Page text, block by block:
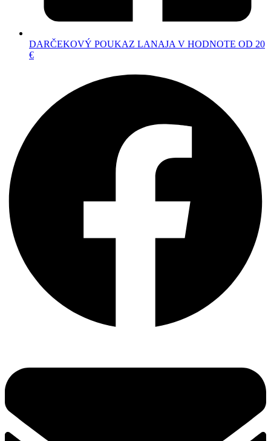
DARČEKOVÝ POUKAZ LANAJA V HODNOTE OD 20
€